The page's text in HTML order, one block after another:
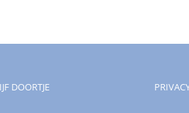
DOORTJE